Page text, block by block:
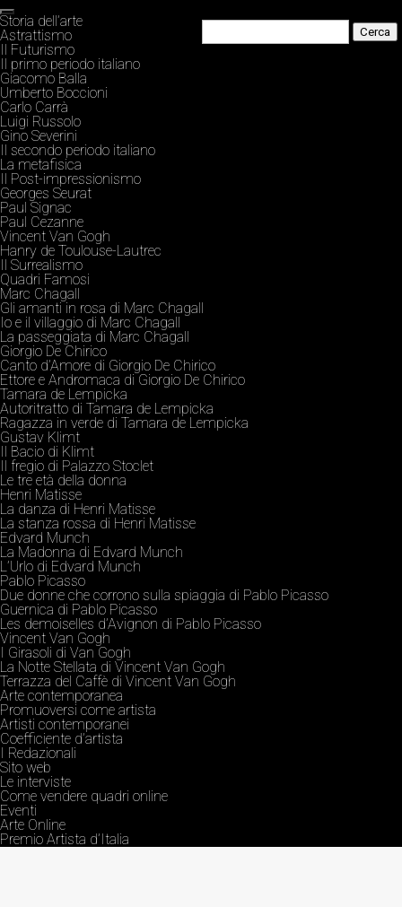
Storia dell’arte
Astrattismo
Il Futurismo
Il primo periodo italiano
Giacomo Balla
Umberto Boccioni
Carlo Carrà
Luigi Russolo
Gino Severini
Il secondo periodo italiano
La metafisica
Il Post-impressionismo
Georges Seurat
Paul Signac
Paul Cezanne
Vincent Van Gogh
Hanry de Toulouse-Lautrec
Il Surrealismo
Quadri Famosi
Marc Chagall
Gli amanti in rosa di Marc Chagall
Io e il villaggio di Marc Chagall
La passeggiata di Marc Chagall
Giorgio De Chirico
Canto d’Amore di Giorgio De Chirico
Ettore e Andromaca di Giorgio De Chirico
Tamara de Lempicka
Autoritratto di Tamara de Lempicka
Ragazza in verde di Tamara de Lempicka
Gustav Klimt
Il Bacio di Klimt
Il fregio di Palazzo Stoclet
Le tre età della donna
Henri Matisse
La danza di Henri Matisse
La stanza rossa di Henri Matisse
Edvard Munch
La Madonna di Edvard Munch
L’Urlo di Edvard Munch
Pablo Picasso
Due donne che corrono sulla spiaggia di Pablo Picasso
Guernica di Pablo Picasso
Les demoiselles d’Avignon di Pablo Picasso
Vincent Van Gogh
I Girasoli di Van Gogh
La Notte Stellata di Vincent Van Gogh
Terrazza del Caffè di Vincent Van Gogh
Arte contemporanea
Promuoversi come artista
Artisti contemporanei
Coefficiente d’artista
I Redazionali
Sito web
Le interviste
Come vendere quadri online
Eventi
Arte Online
Premio Artista d’Italia